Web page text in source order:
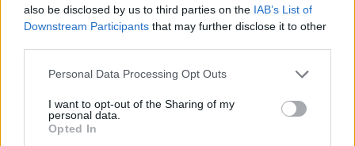
also be disclosed by us to third parties on the IAB’s List of
Downstream Participants that may further disclose it to other
Please note that this website/app uses one or more Google
not limited to your visit or usage behaviour. You may click to
grant or deny consent to Google and its third-party tags to
use your data for below specified purposes in below Google
Personal Data Processing Opt Outs
I want to opt-out of the Sharing of my
personal data.
Opted In